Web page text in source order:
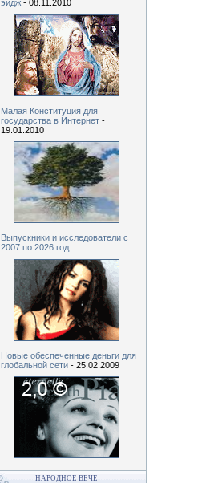
эйдж- 08.11.2010
Малая Конституция для
государства в Интернет-
19.01.2010
Выпускники и исследователи c
2007 по 2026 год
Новые обеспеченные деньги для
глобальной сети- 25.02.2009
НАРОДНОЕ ВЕЧЕ